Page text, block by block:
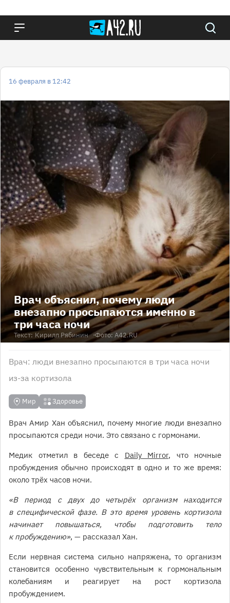
16 февраля в 12:42
Врач объяснил, почему люди
внезапно просыпаются именно в
три часа ночи
Текст: Кирилл Рябинин Фото: А42.RU
Врач: люди внезапно просыпаются в три часа ночи
из-за кортизола
Мир Здоровье
Врач Амир Хан объяснил, почему многие люди внезапно
просыпаются среди ночи. Это связано с гормонами.
Медик отметил в беседе с Daily Mirror, что ночные
пробуждения обычно происходят в одно и то же время:
около трёх часов ночи.
«В период с двух до четырёх организм находится
в специфической фазе. В это время уровень кортизола
начинает повышаться, чтобы подготовить тело
к пробуждению», — рассказал Хан.
Если нервная система сильно напряжена, то организм
становится особенно чувствительным к гормональным
колебаниям и реагирует на рост кортизола
пробуждением.